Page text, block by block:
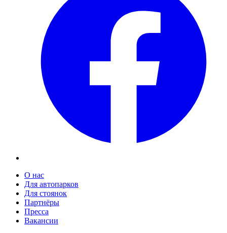
О нас
Для автопарков
Для стоянок
Партнёры
Пресса
Вакансии